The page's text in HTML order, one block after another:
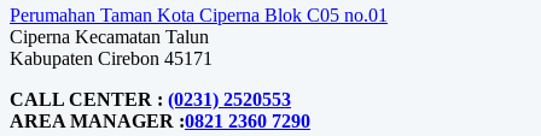
Perumahan Taman Kota Ciperna Blok C05 no.01
Ciperna Kecamatan Talun
Kabupaten Cirebon 45171
CALL CENTER : (0231) 2520553
AREA MANAGER :0821 2360 7290